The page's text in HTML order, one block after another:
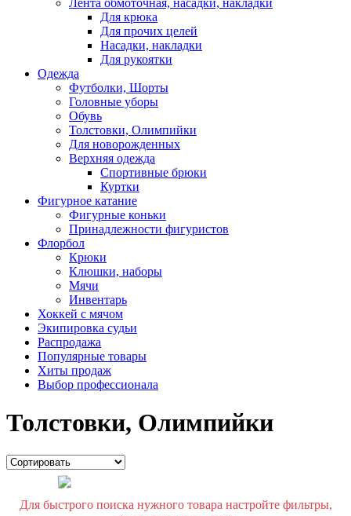
Лента обмоточная, насадки, накладки
Для крюка
Для прочих целей
Насадки, накладки
Для рукоятки
Одежда
Футболки, Шорты
Головные уборы
Обувь
Толстовки, Олимпийки
Для новорожденных
Верхняя одежда
Спортивные брюки
Куртки
Фигурное катание
Фигурные коньки
Принадлежности фигуристов
Флорбол
Крюки
Клюшки, наборы
Мячи
Инвентарь
Хоккей с мячом
Экипировка судьи
Распродажа
Популярные товары
Хиты продаж
Выбор профессионала
Толстовки, Олимпийки
Для быстрого поиска нужного товара настройте фильтры,